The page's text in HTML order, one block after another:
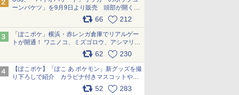
ーンバケツ」を9月9日より販売 頭部が開く仕
組み。味は恐怖を堪のう「味噌フレーバー」
66 212
「ぽこポケ」横浜・赤レンガ倉庫でリアルゲー
トが開通！ ワニノコ、ミズゴロウ、アシマリ登
場シーンをレポート pic.x.com/LDgEByVl6D
62 230
【ぽこポケ】「ぽこ あ ポケモン」新グッズを撮
り下ろしで紹介 カラビナ付きマスコットやス
52 283